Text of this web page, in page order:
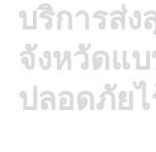
บริการส่ง
จังหวัดแ
ปลอดภัยไ